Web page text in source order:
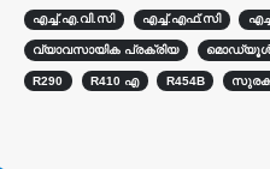
എച്ച്.എ.വി.സി എച്ച്.എഫ്.സി
വ്യാവസായിക പ്രക്രിയ
R290 R410 എ R454B
തണുത്ത ചെയിൻ റഫ്രിജറന്റ്
മോണിറ്ററിംഗ്